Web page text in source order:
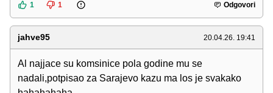
1 1 Odgovori
jahve95 20.04.26. 19:41
Al najjace su komsinice pola godine mu se
nadali,potpisao za Sarajevo kazu ma los je svakako